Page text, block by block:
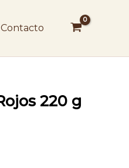
Contacto
220 g